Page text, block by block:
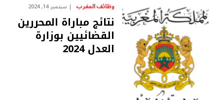
وظائف المغرب سبتمبر 14, 2024
نتائج مباراة المحررين
القضائيين بوزارة
العدل 2024